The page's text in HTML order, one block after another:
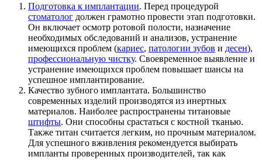
Подготовка к имплантации. Перед процедурой
стоматолог должен грамотно провести этап подготовки.
Он включает осмотр ротовой полости, назначение
необходимых обследований и анализов, устранение
имеющихся проблем (кариес, патологии зубов и десен),
профессиональную чистку. Своевременное выявление и
устранение имеющихся проблем повышает шансы на
успешное имплантирование.
Качество зубного имплантата. Большинство
современных изделий производятся из инертных
материалов. Наиболее распространены титановые
штифты. Они способны срастаться с костной тканью.
Также титан считается легким, но прочным материалом.
Для успешного вживления рекомендуется выбирать
импланты проверенных производителей, так как